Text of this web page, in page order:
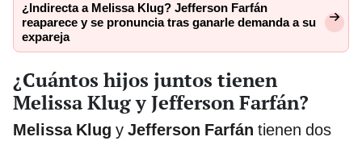
¿Indirecta a Melissa Klug? Jefferson Farfán
reaparece y se pronuncia tras ganarle demanda a su
expareja
¿Cuántos hijos juntos tienen
Melissa Klug y Jefferson Farfán?
Melissa Klug y Jefferson Farfán tienen dos